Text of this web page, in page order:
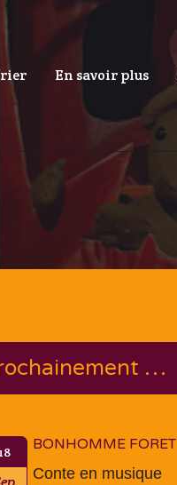
En savoir plus
…
18
BONHOMME FORET
Conte en musique